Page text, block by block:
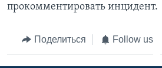
прокомментировать инцидент.
Поделиться Follow us